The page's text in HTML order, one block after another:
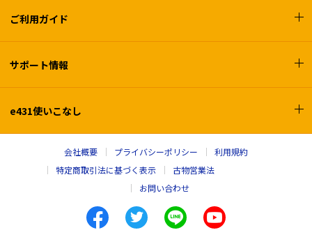
ご利用ガイド
サポート情報
e431使いこなし
会社概要 プライバシーポリシー
利用規約
特定商取引法に基づく表示
古物営業法
お問い合わせ